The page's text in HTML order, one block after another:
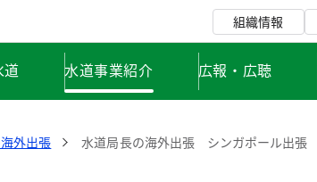
組織情報
道 水道事業紹介 広報・広聴
外出張 水道局長の海外出張 シンガポール出張